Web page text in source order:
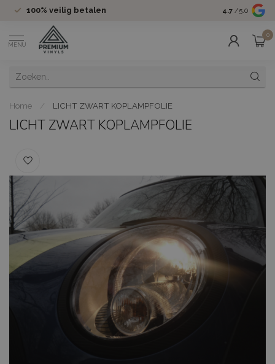
100% veilig betalen Groot
4.7 /5.0
MENU
0
Home / LICHT ZWART KOPLAMPFOLIE
LICHT ZWART KOPLAMPFOLIE